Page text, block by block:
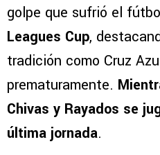
golpe que sufrió el
Leagues Cup,
tradición como Cruz
prematuramente.
Chivas y Rayados se
última jornada.